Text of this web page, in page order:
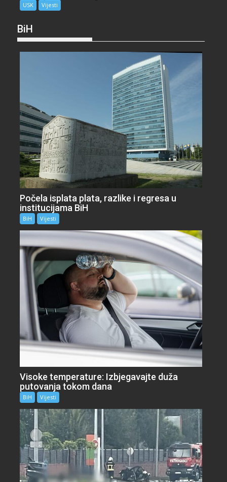
USK Vijesti
BiH
Počela isplata plata, razlike i regresa u
institucijama BiH
BiH Vijesti
Visoke temperature: Izbjegavajte duža
putovanja tokom dana
BiH Vijesti